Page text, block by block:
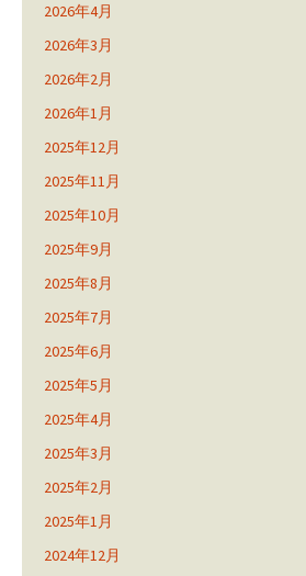
2026年4月
2026年3月
2026年2月
2026年1月
2025年12月
2025年11月
2025年10月
2025年9月
2025年8月
2025年7月
2025年6月
2025年5月
2025年4月
2025年3月
2025年2月
2025年1月
2024年12月